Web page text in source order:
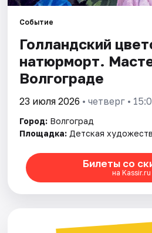
Города
Площадки
Артисты
Рейтинги
Событие
Голландский
натюрморт.
Волгограде
23 июля 2026 • четверг •
Город: Волгоград
Площадка: Детская
Билеты со
на Kassir.ru